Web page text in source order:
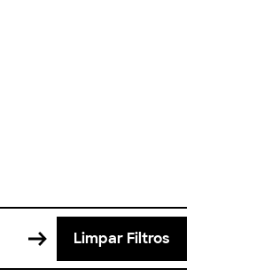
Limpar Filtros